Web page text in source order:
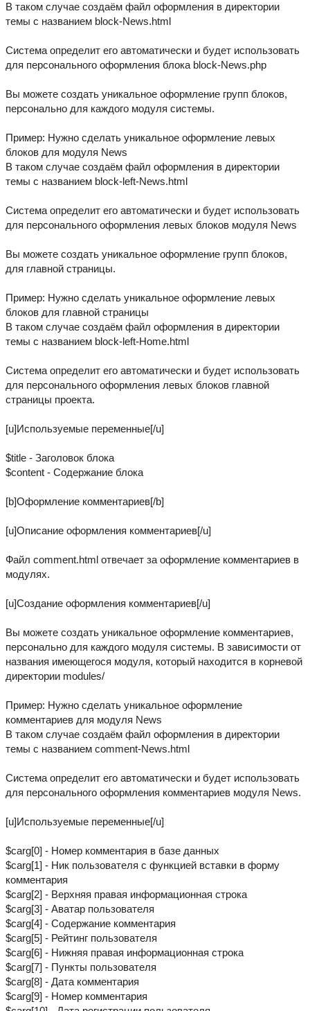
В таком случае создаём файл оформления в директории
темы с названием block-News.html
Система определит его автоматически и будет использовать
для персонального оформления блока block-News.php
Вы можете создать уникальное оформление групп блоков,
персонально для каждого модуля системы.
Пример: Нужно сделать уникальное оформление левых
блоков для модуля News
В таком случае создаём файл оформления в директории
темы с названием block-left-News.html
Система определит его автоматически и будет использовать
для персонального оформления левых блоков модуля News
Вы можете создать уникальное оформление групп блоков,
для главной страницы.
Пример: Нужно сделать уникальное оформление левых
блоков для главной страницы
В таком случае создаём файл оформления в директории
темы с названием block-left-Home.html
Система определит его автоматически и будет использовать
для персонального оформления левых блоков главной
страницы проекта.
[u]Используемые переменные[/u]
$title - Заголовок блока
$content - Содержание блока
[b]Оформление комментариев[/b]
[u]Описание оформления комментариев[/u]
Файл comment.html отвечает за оформление комментариев в
модулях.
[u]Создание оформления комментариев[/u]
Вы можете создать уникальное оформление комментариев,
персонально для каждого модуля системы. В зависимости от
названия имеющегося модуля, который находится в корневой
директории modules/
Пример: Нужно сделать уникальное оформление
комментариев для модуля News
В таком случае создаём файл оформления в директории
темы с названием comment-News.html
Система определит его автоматически и будет использовать
для персонального оформления комментариев модуля News.
[u]Используемые переменные[/u]
$carg[0] - Номер комментария в базе данных
$carg[1] - Ник пользователя с функцией вставки в форму
комментария
$carg[2] - Верхняя правая информационная строка
$carg[3] - Аватар пользователя
$carg[4] - Содержание комментария
$carg[5] - Рейтинг пользователя
$carg[6] - Нижняя правая информационная строка
$carg[7] - Пункты пользователя
$carg[8] - Дата комментария
$carg[9] - Номер комментария